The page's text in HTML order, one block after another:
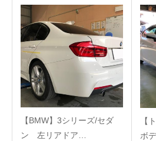
【BMW】3シリーズ/セダ
ン 左リアドア…
【
ボ